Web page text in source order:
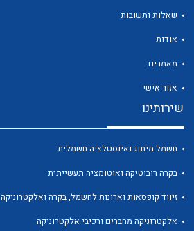
לכל מוצרי היצרן
שאלות ותשובות
אודות
מאמרים
אזור אישי
שירותינו
חשמל מיתוג ואינסטלציה חשמלית
בקרה רובוטיקה ואוטומציה תעשייתית
זיווד קופסאות וארונות לחשמל, בקרה ואלקטרוניקה
אלקטרוניקה מחברים ורכיבי אלקטרוניקה